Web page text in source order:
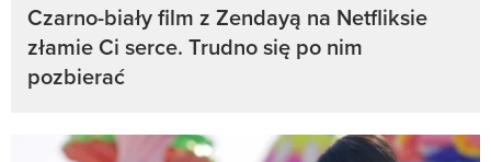
Czarno-biały film z Zendayą na Netfliksie
złamie Ci serce. Trudno się po nim
pozbierać